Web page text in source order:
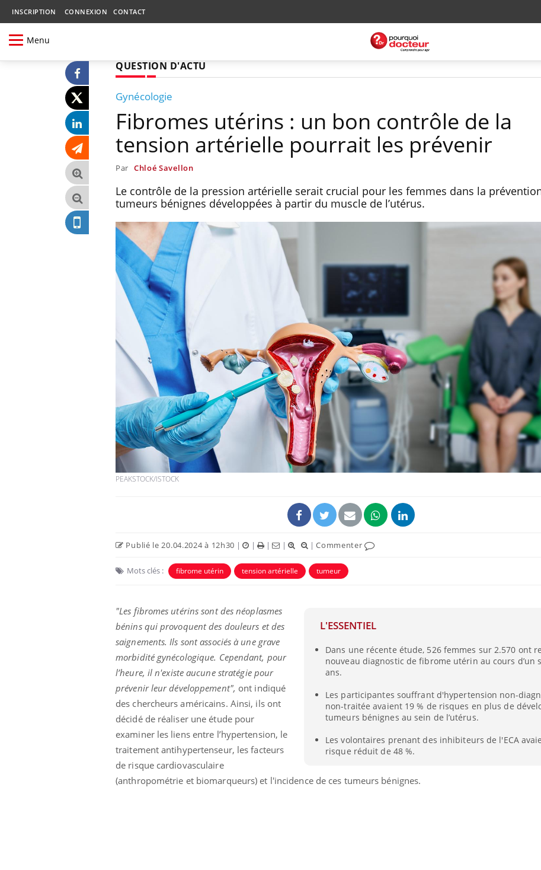
INSCRIPTION CONNEXION CONTACT
Menu
QUESTION D'ACTU
Gynécologie
Fibromes utérins : un bon contrôle de la
tension artérielle pourrait les prévenir
Par Chloé Savellon
Le contrôle de la pression artérielle serait crucial pour les femmes dans la
tumeurs bénignes développées à partir du muscle de l’utérus.
PEAKSTOCK/ISTOCK
Publié le 20.04.2024 à 12h30 | | | | |Commenter
Mots clés : fibrome utérin tension artérielle tumeur
L'ESSENTIEL
Dans une récente étude, 526 femmes sur 2.570 ont
nouveau diagnostic de fibrome utérin au cours d’un
ans.
Les participantes souffrant d'hypertension non-
non-traitée avaient 19 % de risques en plus de
tumeurs bénignes au sein de l’utérus.
Les volontaires prenant des inhibiteurs de l'ECA
risque réduit de 48 %.
"Les fibromes utérins sont des néoplasmes
bénins qui provoquent des douleurs et des
saignements. Ils sont associés à une grave
morbidité gynécologique. Cependant, pour
l’heure, il n'existe aucune stratégie pour
prévenir leur développement", ont indiqué
des chercheurs américains. Ainsi, ils ont
décidé de réaliser une étude pour
examiner les liens entre l’hypertension, le
traitement antihypertenseur, les facteurs
de risque cardiovasculaire
(anthropométrie et biomarqueurs) et l'incidence de ces tumeurs bénignes.
Hantavirus : un cas
détecté chez un touriste
en France
Mortalité infantile : un
rapport s’interroge sur
son taux élevé en France
Grossesse à risque : ce jus
naturel attire l'attention
des chercheurs
Comment oublier les
écrans en vacances ?
Toujours connectés :
comment le travail
empiète de plus en plus
sur nos soirées
Cancer colorectal : une
stratégie simple aurait
changé la donne au Pays
basque
West Nile
t-il dans
France ?
Les
?
change
charge
enceintes
Eczéma Chronique des Mains :
expliquer ma maladieYoutube
Il y a des sujets qui sont faciles à aborder...
d'autres non ! D'un côté, poser des
questions sur la maladie d'un proche c'est
Youtube
Carence en fer : comprendre pour
prévenirYoutube
même alopécie… Les symptômes de la
carence en fer sont multiples ce qui la rend
Insuline & Charge
osait en parler??
patients comme parfois